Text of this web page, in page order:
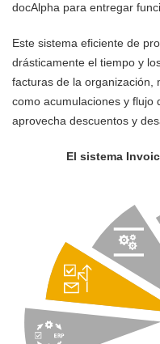
docAlpha para entregar
Este sistema eficiente de
drásticamente el tiempo y
facturas de la organización,
como acumulaciones y flujo
aprovecha descuentos y
El sistema